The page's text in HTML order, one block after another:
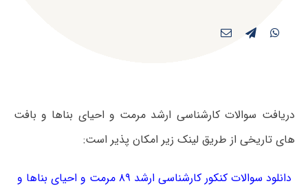
دریافت سوالات کارشناسی ارشد مرمت و احیای بناها و بافت
های تاریخی از طریق لینک زیر امکان پذیر است:
دانلود سوالات کنکور کارشناسی ارشد ۸۹ مرمت و احیای بناها و